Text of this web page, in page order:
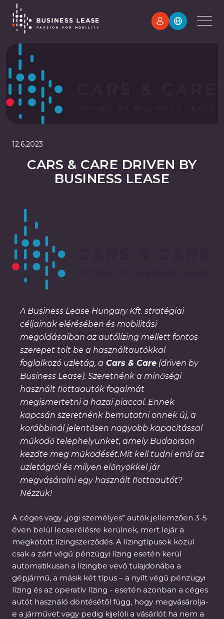
12.6.2023
CARS & CARE DRIVEN BY
BUSINESS LEASE
A Business Lease Hungary Kft. stratégiai
céljainak elérésében és mobilitási
megoldásaiban az autólízing mellett fontos
szerepet tölt be a használtautókkal
foglalkozó üzletág, a Cars & Care (driven by
Business Lease). Szeretnénk a minőségi
használt flottaautók fogalmát
megismertetni a hazai piaccal. Ennek
kapcsán szeretnénk bemutatni önnek új, a
korábbinál jelentősen nagyobb kapacitással
működő telephelyünket, amely Budaörsön
kezdte meg működését.Mit kell tudni erről az
üzletágról és milyen előnyökkel jár
megvásárolni egy használt flottaautót?
Nézzük!
A céges vagy „jogi személyes” autók jellemzően 3-5
éven belül lecserélésre kerülnek, mert lejár a
megkötött lízingszerződés. A lízingtípusok közül
csak a zárt végű pénzügyi lízing esetén kerül
automatikusan a lízingbe vevő tulajdonába a
gépjármű, a másik két típus – a nyílt végű pénzügyi
lízing és az operatív lízing - esetén azonban a céges
autót használó döntésétől függ, hogy megvásárolja-
e a járművet vagy pedig kijelöli a vásárlót ha nem a